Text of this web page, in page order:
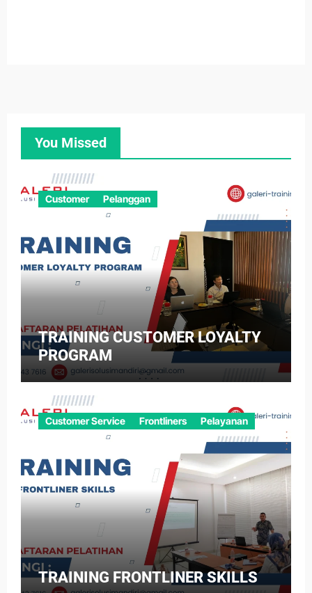
You Missed
Customer Pelanggan
TRAINING CUSTOMER LOYALTY
PROGRAM
Customer Service Frontliners Pelayanan
TRAINING FRONTLINER SKILLS